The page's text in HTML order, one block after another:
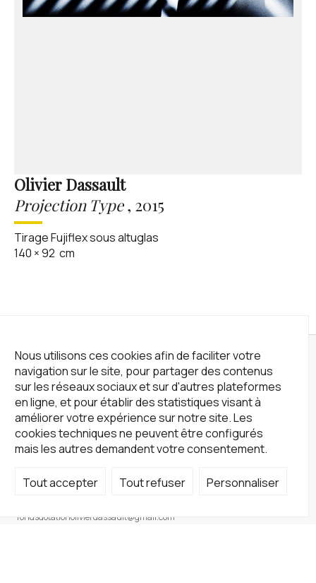
Nous utilisons ces cookies afin de faciliter votre
navigation sur le site, pour partager des contenus
sur les réseaux sociaux et sur d'autres plateformes
en ligne, et pour établir des statistiques visant à
améliorer votre expérience sur notre site. Les
cookies techniques ne peuvent être configurés
mais les autres demandent votre consentement.
Tout accepter Tout refuser Personnaliser
Olivier Dassault
Projection Type, 2015
Tirage Fujiflex sous altuglas
140 ×92 cm
Not a Gallery
fondsdotationolivierdassault@gmail.com